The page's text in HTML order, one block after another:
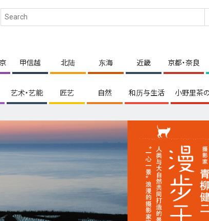
甲信越 北陆 东海 近畿 京都・奈良
艺术・艺能 匠艺 自然 和历与生活 小野里茶